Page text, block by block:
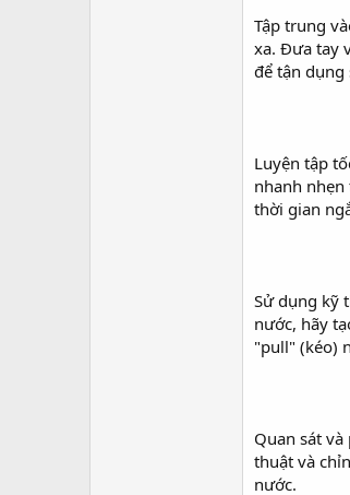
Tập trung
xa. Đưa tay
để tận dụng
Luyện tập
nhanh
thời gian
Sử dụng kỹ
nước, hãy
"pull" (kéo)
Quan sát
thuật và
nước.